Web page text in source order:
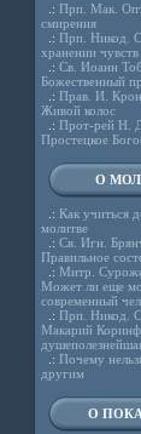
.: Прп. Мак.
смирения
.: Прп. Никод.
хранении чувств
.: Св. Иоанн
Божественный
.: Прав. И.
Живой колос
.: Прот-рей Н.
Простецкое
О
.: Как учиться
молитве
.: Св. Игн.
Правильное
.: Митр.
Может ли еще
современный
.: Прп. Никод.
Макарий
.: Почему
другим
О